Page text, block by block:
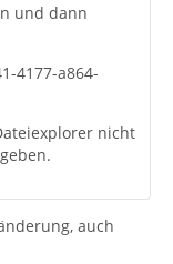
und dann
4177-a864-
nicht
auch